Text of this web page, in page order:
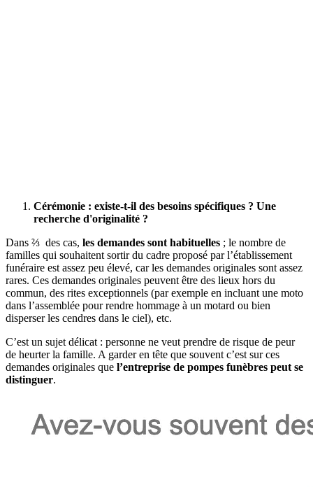
Cérémonie : existe-t-il des besoins spécifiques ? Une
recherche d'originalité ?
Dans ⅔ des cas, les demandes sont habituelles ; le nombre de
familles qui souhaitent sortir du cadre proposé par l’établissement
funéraire est assez peu élevé, car les demandes originales sont assez
rares. Ces demandes originales peuvent être des lieux hors du
commun, des rites exceptionnels (par exemple en incluant une moto
dans l’assemblée pour rendre hommage à un motard ou bien
disperser les cendres dans le ciel), etc.
C’est un sujet délicat : personne ne veut prendre de risque de peur
de heurter la famille. A garder en tête que souvent c’est sur ces
demandes originales que l’entreprise de pompes funèbres peut se
distinguer.